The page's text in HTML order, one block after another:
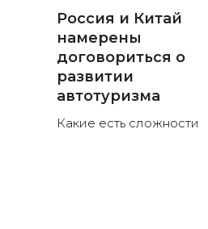
Россия и Китай
намерены
договориться о
развитии
автотуризма
Какие есть сложности